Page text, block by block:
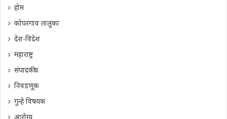
होम
कोपरगाव तालुका
देश-विदेश
महाराष्ट्र
संपादकीय
निवडणूक
गुन्हे विषयक
आरोग्य